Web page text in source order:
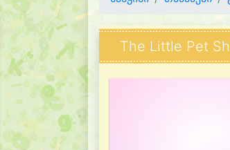
The Little Pet